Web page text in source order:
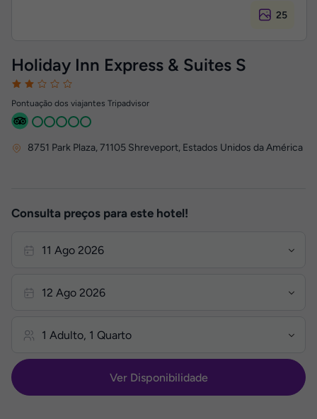
25
Holiday Inn Express & Suites S
Pontuação dos viajantes Tripadvisor
8751 Park Plaza,71105 Shreveport, Estados Unidos da América
Consulta preços para este hotel!
Ver Disponibilidade